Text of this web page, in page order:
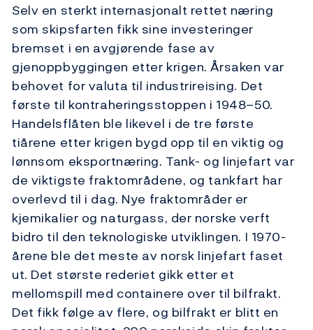
Selv en sterkt internasjonalt rettet næring
som skipsfarten fikk sine investeringer
bremset i en avgjørende fase av
gjenoppbyggingen etter krigen. Årsaken var
behovet for valuta til industrireising. Det
første til kontraheringsstoppen i 1948–50.
Handelsflåten ble likevel i de tre første
tiårene etter krigen bygd opp til en viktig og
lønnsom eksportnæring. Tank- og linjefart var
de viktigste fraktområdene, og tankfart har
overlevd til i dag. Nye fraktområder er
kjemikalier og naturgass, der norske verft
bidro til den teknologiske utviklingen. I 1970-
årene ble det meste av norsk linjefart faset
ut. Det største rederiet gikk etter et
mellomspill med containere over til bilfrakt.
Det fikk følge av flere, og bilfrakt er blitt en